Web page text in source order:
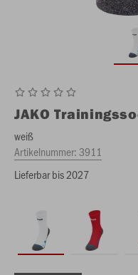
JAKO
weiß
Artikelnummer:3911
Lieferbar bis 2027